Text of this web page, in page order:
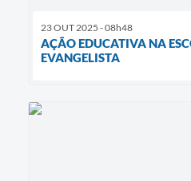
23 OUT 2025 - 08h48
AÇÃO EDUCATIVA NA
EVANGELISTA